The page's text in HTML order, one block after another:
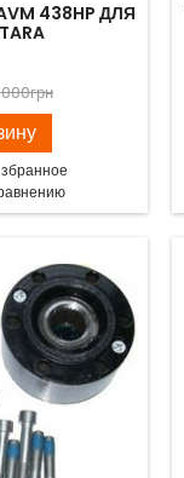
438HP ДЛЯ